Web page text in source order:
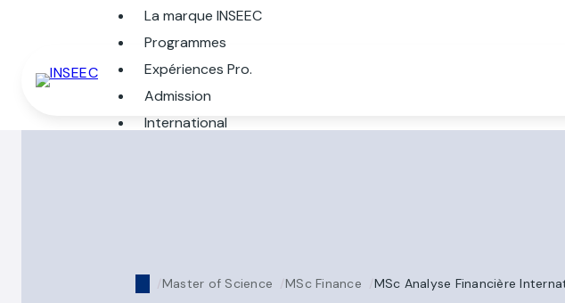
La marque INSEEC
Programmes
Expériences Pro.
Admission
International
Master of Science MSc Finance MSc Analyse Financière